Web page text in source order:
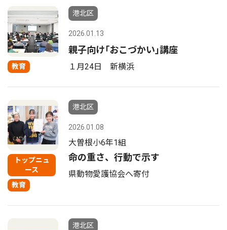
教育
港北区
2026.01.13
親子向け｢おこづかい｣講座
１月24日 新横浜
トップニュ
ース
教育
港北区
2026.01.08
大曽根小6年1組
命の重さ、行動で示す
県動物愛護協会へ寄付
港北区